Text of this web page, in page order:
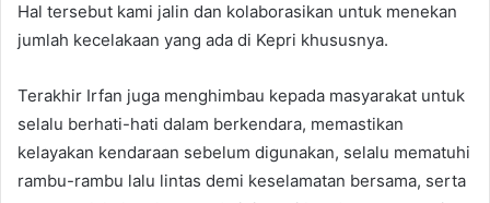
Hal tersebut kami jalin dan kolaborasikan untuk menekan
jumlah kecelakaan yang ada di Kepri khususnya.
Terakhir Irfan juga menghimbau kepada masyarakat untuk
selalu berhati-hati dalam berkendara, memastikan
kelayakan kendaraan sebelum digunakan, selalu mematuhi
rambu-rambu lalu lintas demi keselamatan bersama, serta